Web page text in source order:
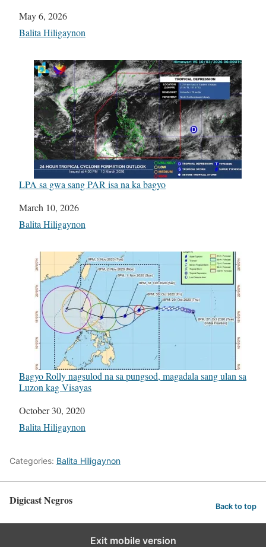
Date
May 6, 2026
In relation to
Balita Hiligaynon
LPA sa gwa sang PAR isa na ka bagyo
Date
March 10, 2026
In relation to
Balita Hiligaynon
Bagyo Rolly nagsulod na sa pungsod, magadala sang ulan sa
Luzon kag Visayas
Date
October 30, 2020
In relation to
Balita Hiligaynon
Categories: Balita Hiligaynon
Digicast Negros Back to top
Exit mobile version